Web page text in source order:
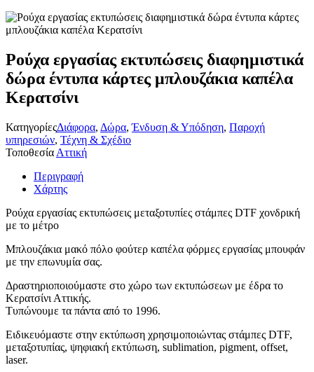
Ρούχα εργασίας εκτυπώσεις διαφημιστικά
δώρα έντυπα κάρτες μπλουζάκια καπέλα
Κερατσίνι
ΚατηγορίεςΔιάφορα, Δώρα,Ένδυση & Υπόδηση, Παροχή
υπηρεσιών, Τέχνη & Σχέδιο
Τοποθεσία Αττική
Περιγραφή
Χάρτης
Ρούχα εργασίας εκτυπώσεις μεταξοτυπίες στάμπες DTF χονδρική
με το μέτρο
Μπλουζάκια μακό πόλο φούτερ καπέλα φόρμες εργασίας μπουφάν
με την επωνυμία σας.
Δραστηριοποιούμαστε στο χώρο των εκτυπώσεων με έδρα το
Κερατσίνι Αττικής.
Τυπώνουμε τα πάντα από το 1996.
Ειδικευόμαστε στην εκτύπωση χρησιμοποιώντας στάμπες DTF,
μεταξοτυπίας, ψηφιακή εκτύπωση, sublimation, pigment, offset,
laser.